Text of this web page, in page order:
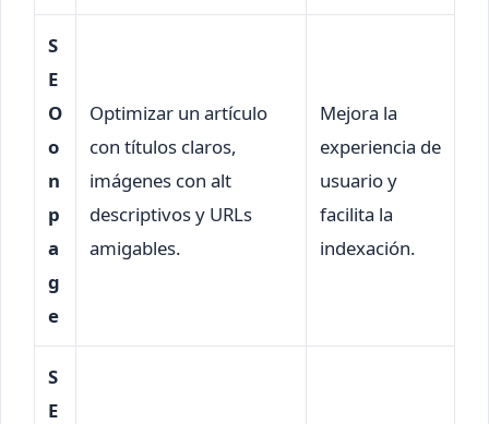
S
E
O
o
n
p
a
g
e
Optimizar un artículo
con títulos claros,
imágenes con alt
descriptivos y URLs
amigables.
Mejora la
experiencia de
usuario y
facilita la
indexación.
S
E